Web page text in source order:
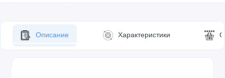
Описание Характеристики